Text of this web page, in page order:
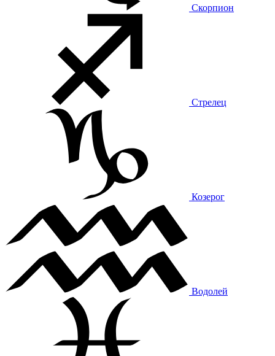
Скорпион
Стрелец
Козерог
Водолей